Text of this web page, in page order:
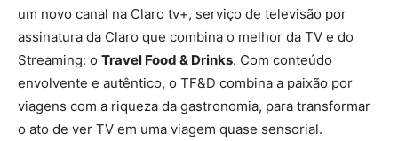
um novo canal na Claro tv+, serviço de televisão por
assinatura da Claro que combina o melhor da TV e do
Streaming: o Travel Food & Drinks. Com conteúdo
envolvente e autêntico, o TF&D combina a paixão por
viagens com a riqueza da gastronomia, para transformar
o ato de ver TV em uma viagem quase sensorial.